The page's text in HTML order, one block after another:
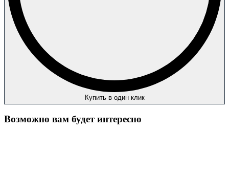
Купить в один клик
Возможно вам будет интересно